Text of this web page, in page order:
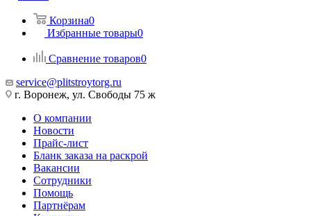
Корзина0
Избранные товары0
Сравнение товаров0
service@plitstroytorg.ru
г. Воронеж, ул. Свободы 75 ж
О компании
Новости
Прайс-лист
Бланк заказа на раскрой
Вакансии
Сотрудники
Помощь
Партнёрам